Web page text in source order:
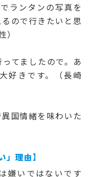
ランタンの写真を
ので行きたいと思
てましたので。あ
好きです。（長崎
国情緒を味わいた
」理由】
嫌いではないです